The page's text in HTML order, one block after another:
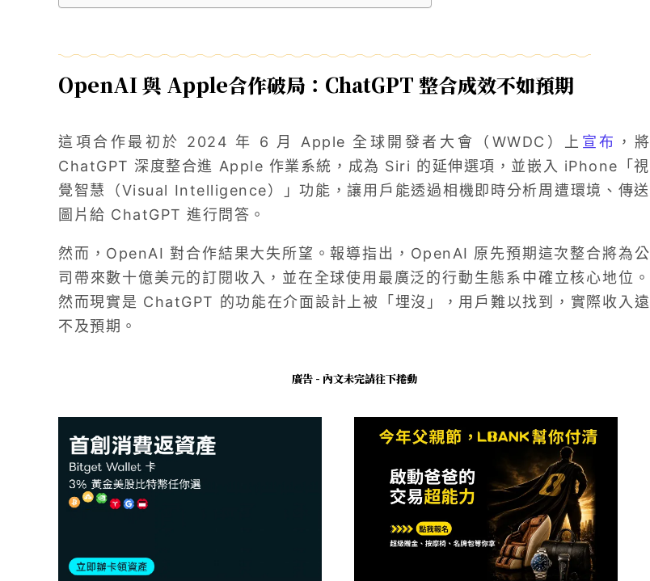
OpenAI 與 Apple合作破局：ChatGPT 整合成效不如預期
這項合作最初於 2024 年 6 月 Apple 全球開發者大會（WWDC）上 宣布 ，將
ChatGPT 深度整合進 Apple 作業系統，成為 Siri 的延伸選項，並嵌入 iPhone「視
覺智慧（Visual Intelligence）」功能，讓用戶能透過相機即時分析周遭環境、傳送
圖片給 ChatGPT 進行問答。
然而，OpenAI 對合作結果大失所望。報導指出，OpenAI 原先預期這次整合將為公
司帶來數十億美元的訂閱收入，並在全球使用最廣泛的行動生態系中確立核心地位。
然而現實是 ChatGPT 的功能在介面設計上被「埋沒」，用戶難以找到，實際收入遠
不及預期。
廣告 - 內文未完請往下捲動